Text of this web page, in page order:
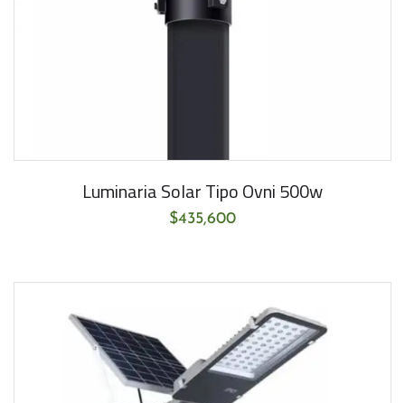
Luminaria Solar Tipo Ovni 500w
$435,600